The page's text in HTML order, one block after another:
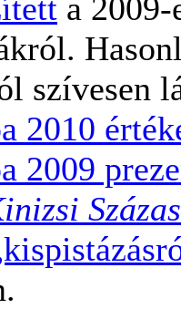
a
szívesen
2010
2009